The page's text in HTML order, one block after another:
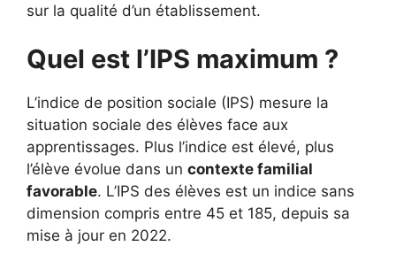
sur la qualité d’un établissement.
Quel est l’IPS maximum ?
L’indice de position sociale (IPS) mesure la
situation sociale des élèves face aux
apprentissages. Plus l’indice est élevé, plus
l’élève évolue dans un contexte familial
favorable. L’IPS des élèves est un indice sans
dimension compris entre 45 et 185, depuis sa
mise à jour en 2022.